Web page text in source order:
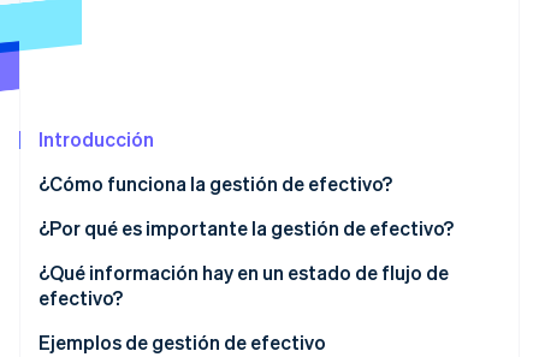
Prevención de fraude
Climate
Verificación de identidad en línea
Introducción
¿Cómo funciona la gestión de efectivo?
¿Por qué es importante la gestión de efectivo?
¿Qué información hay en un estado de flujo de
efectivo?
Actividades operativas
Ejemplos de gestión de efectivo